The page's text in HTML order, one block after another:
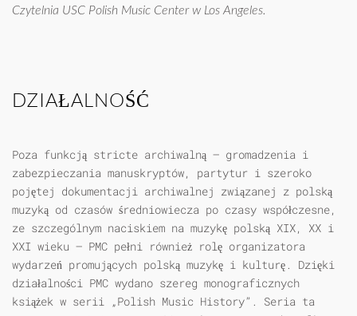
Czytelnia USC Polish Music Center w Los Angeles.
DZIAŁALNOŚĆ
Poza funkcją stricte archiwalną – gromadzenia i
zabezpieczania manuskryptów, partytur i szeroko
pojętej dokumentacji archiwalnej związanej z polską
muzyką od czasów średniowiecza po czasy współczesne,
ze szczególnym naciskiem na muzykę polską XIX, XX i
XXI wieku – PMC pełni również rolę organizatora
wydarzeń promujących polską muzykę i kulturę. Dzięki
działalności PMC wydano szereg monograficznych
książek w serii „Polish Music History”. Seria ta